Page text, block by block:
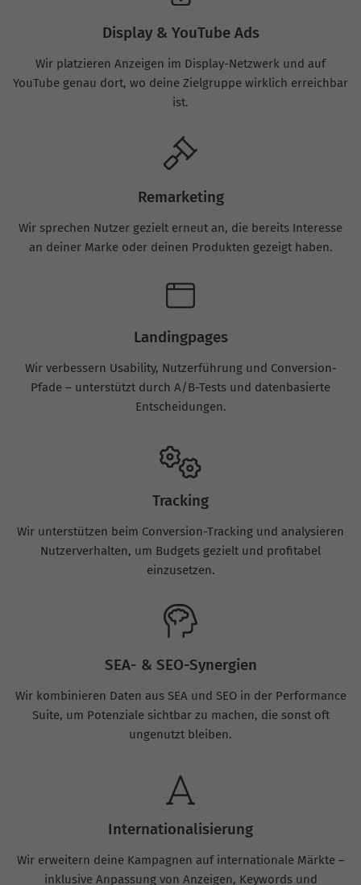
Display & YouTube Ads
Wir platzieren Anzeigen im Display-Netzwerk und auf
YouTube genau dort, wo deine Zielgruppe wirklich erreichbar
ist.
Remarketing
Wir sprechen Nutzer gezielt erneut an, die bereits Interesse
an deiner Marke oder deinen Produkten gezeigt haben.
Landingpages
Wir verbessern Usability, Nutzerführung und Conversion-
Pfade – unterstützt durch A/B-Tests und datenbasierte
Entscheidungen.
Tracking
Wir unterstützen beim Conversion-Tracking und analysieren
Nutzerverhalten, um Budgets gezielt und profitabel
einzusetzen.
SEA- & SEO-Synergien
Wir kombinieren Daten aus SEA und SEO in der Performance
Suite, um Potenziale sichtbar zu machen, die sonst oft
ungenutzt bleiben.
Internationalisierung
Wir erweitern deine Kampagnen auf internationale Märkte –
inklusive Anpassung von Anzeigen, Keywords und